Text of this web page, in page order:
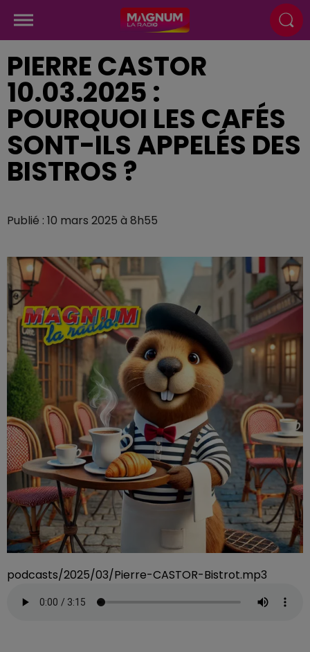
PIERRE CASTOR
10.03.2025 :
POURQUOI LES CAFÉS
SONT-ILS APPELÉS DES
BISTROS ?
Publié : 10 mars 2025 à 8h55
podcasts/2025/03/Pierre-CASTOR-Bistrot.mp3